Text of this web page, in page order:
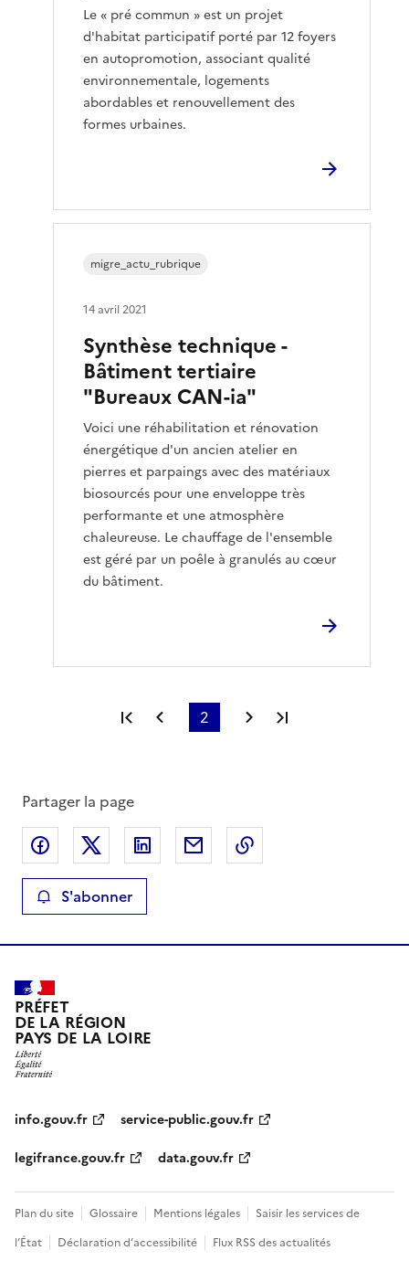
Le « pré commun » est un projet
d'habitat participatif porté par 12 foyers
en autopromotion, associant qualité
environnementale, logements
abordables et renouvellement des
formes urbaines.
Synthèse technique -
Bâtiment tertiaire
"Bureaux CAN-ia"
Voici une réhabilitation et rénovation
énergétique d'un ancien atelier en
pierres et parpaings avec des matériaux
biosourcés pour une enveloppe très
performante et une atmosphère
chaleureuse. Le chauffage de l'ensemble
est géré par un poêle à granulés au cœur
du bâtiment.
migre_actu_rubrique
14 avril 2021
Première page
Page précédente
2 Page suivante
Partager la page
Partager sur Facebook
Partager sur XPartager sur LinkedIn
Partager par email
S'abonner
PRÉFET
DE LA RÉGION
PAYS DE LA LOIRE
info.gouv.fr
service-public.gouv.fr
legifrance.gouv.fr
data.gouv.fr
Plan du site Glossaire Mentions légales
Saisir les services de
l’État
Déclaration d’accessibilité Flux RSS des actualités